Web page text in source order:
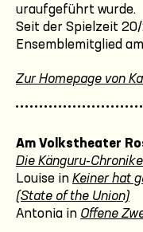
uraufgeführt wurde.
Seit der Spielzeit
Ensemblemitglied
Zur Homepage von
Am Volkstheater
Die Känguru-
Louise in Keiner hat
(State of the Union)
Antonia in Offene